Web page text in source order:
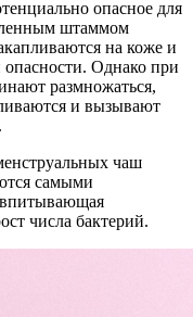
опасное для
штаммом
на коже и
опасности. Однако при
размножаться,
и вызывают
чаш
самыми
числа бактерий.